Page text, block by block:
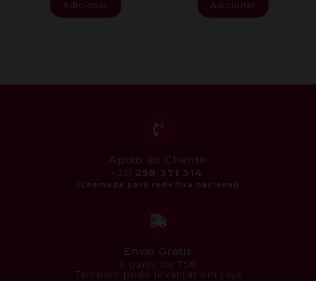
Adicionar Adicionar
Apoio ao Cliente
+351 258 371 314
Envio Grátis
A partir de 75€
Também pode levantar em Loja